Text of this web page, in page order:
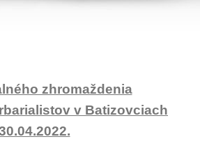
zhromaždenia
v Batizovciach